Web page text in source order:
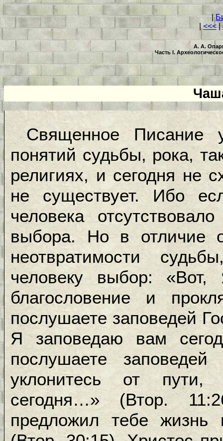
|
|<<<|
А. А.
Часть I.
Священное Писание
понятий судьбы, рока,
религиях, и сегодня не
не существует. Ибо
человека
выбора. Но в отличие
неотвратимости
человеку выбор:
благословение и
послушаете заповедей
Я заповедаю вам
послушаете
уклонитесь от пути,
сегодня…» (Втор.
предложил тебе